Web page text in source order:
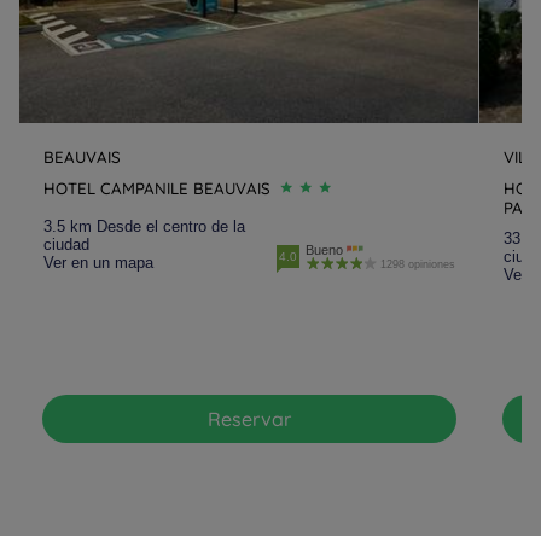
BEAUVAIS
HOTEL CAMPANILE BEAUVAIS
3.5 km Desde el centro de la
ciudad
Ver en un mapa
4.0 Bueno
1298 opiniones
Reservar
PAUL
33.6
Ver